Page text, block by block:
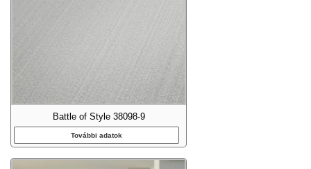
Battle of Style 38098-9
További adatok